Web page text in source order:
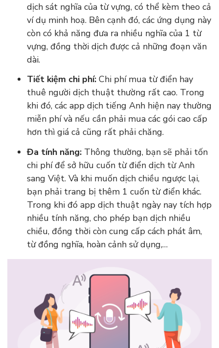
dịch sát nghĩa của từ vựng, có thể kèm theo cả
ví dụ minh hoạ. Bên cạnh đó, các ứng dụng này
còn có khả năng đưa ra nhiều nghĩa của 1 từ
vựng, đồng thời dịch được cả những đoạn văn
dài.
Tiết kiệm chi phí: Chi phí mua từ điển hay
thuê người dịch thuật thường rất cao. Trong
khi đó, các app dịch tiếng Anh hiện nay thường
miễn phí và nếu cần phải mua các gói cao cấp
hơn thì giá cả cũng rất phải chăng.
Đa tính năng: Thông thường, bạn sẽ phải tốn
chi phí để sở hữu cuốn từ điển dịch từ Anh
sang Việt. Và khi muốn dịch chiều ngược lại,
bạn phải trang bị thêm 1 cuốn từ điển khác.
Trong khi đó app dịch thuật ngày nay tích hợp
nhiều tính năng, cho phép bạn dịch nhiều
chiều, đồng thời còn cung cấp cách phát âm,
từ đồng nghĩa, hoàn cảnh sử dụng,…